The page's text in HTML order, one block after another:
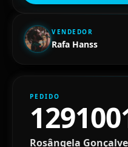
VENDEDOR
Rafa Hanss
PEDIDO
Rosângela